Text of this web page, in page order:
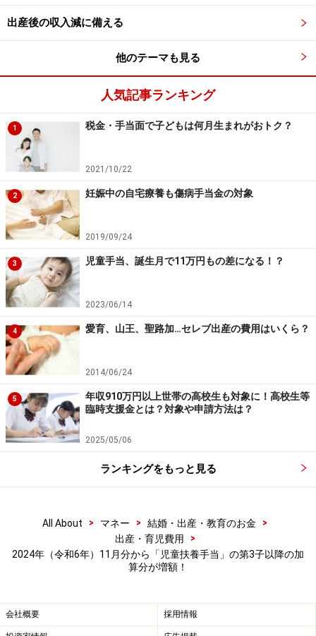
ります。父母または養育者の所得が、表にある所得制限
限度額以上である場合は、その年度（11月から翌年の10
月まで）は、児童扶養手当は一部、または、全額が支給
停止となります。
令和6年11月分からは、扶養親族に応じた所得制限限度
額が、表のようにおよそ20万円引き上げになりました。
児童扶養手当が令和6年11月分より第3子分増額、所得制限限
度額も引き上げへ（川崎市HPより
以上が2024年（令和6年）11月分から「児童扶養手当」
の変更点となります。公的給付はフルに活用し、家計の
軽減や気持ちのケアに役立てましょう。
【参考】
こども家庭庁HP
【関連記事】
児童扶養手当とは？ 児童手当とは違うの？
出産後の収入減に備える
他のテーマも見る
人気記事ランキング
1 税金・手当面で子どもは何月生まれがおトク？
2021/10/22
2 妊娠中の自宅療養も傷病手当金の対象
2019/09/24
3 児童手当、誕生月で11万円もの差になる！？
2023/06/14
4 愛育、山王、聖路加…セレブ出産の費用はいくら？
2014/06/24
5
年収910万円以上世帯の高校生も対象に！高校生等
臨時支援金とは？対象や申請方法は？
2025/05/06
ランキングをもっと見る
All About > マネー > 結婚・出産・教育のお金
>
出産・育児費用
>
2024年（令和6年）11月分から「児童扶養手当」の第3子以降の加
算分が増額！
会社概要 採用情報